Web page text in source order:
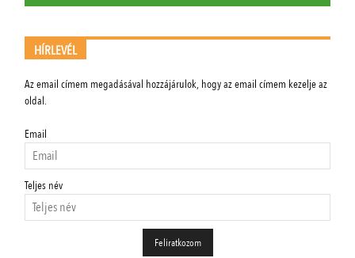
HÍRLEVÉL
Az email címem megadásával hozzájárulok, hogy az email címem kezelje az
oldal.
Email
Teljes név